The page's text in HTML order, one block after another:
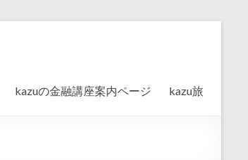
kazuの金融講座案内ページ kazu旅